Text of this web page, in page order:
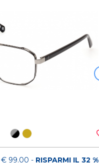
€ 99.00 - RISPARMI IL 32 %